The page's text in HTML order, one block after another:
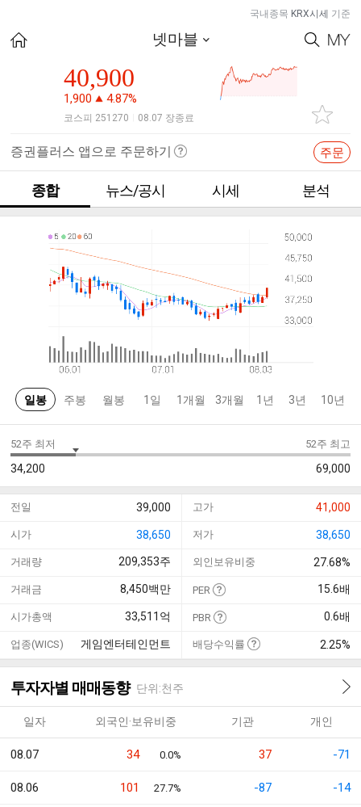
국내종목 KRX시세 기준
넷마블
40,900
1,900 4.87%
코스피 251270 08.07 장종료
증권플러스 앱으로 주문하기 주문
종합 뉴스/공시 시세 분석
일봉 주봉 월봉 1일 1개월 3개월 1년 3년 10년
52주 최저
34,200
52주 최고
69,000
전일 39,000 고가 41,000
시가 38,650 저가 38,650
거래량 209,353주 외인보유비중 27.68%
거래금 8,450백만 PER 15.6배
시가총액 33,511 억 PBR 0.6배
업종(WICS) 게임엔터테인먼트 배당수익률 2.25%
투자자별 매매동향 단위:천주
일자 외국인·보유비중 기관 개인
08.07 34 0.0% 37 -71
08.06 101 27.7% -87 -14